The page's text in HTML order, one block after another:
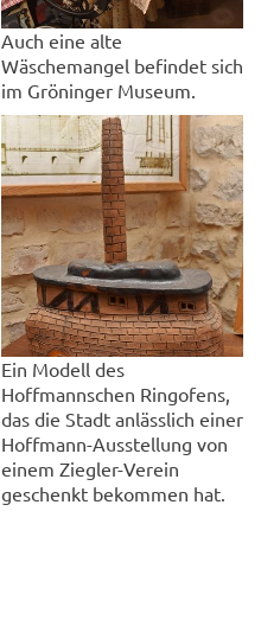
Auch eine alte
Wäschemangel befindet sich
im Gröninger Museum.
Ein Modell des
Hoffmannschen Ringofens,
das die Stadt anlässlich einer
Hoffmann-Ausstellung von
einem Ziegler-Verein
geschenkt bekommen hat.